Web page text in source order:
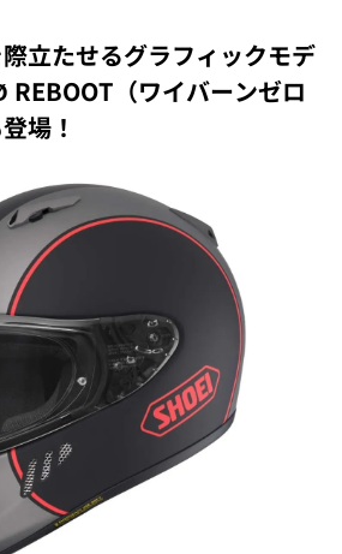
立たせるグラフィックモデ
REBOOT（ワイバーンゼロ
場！